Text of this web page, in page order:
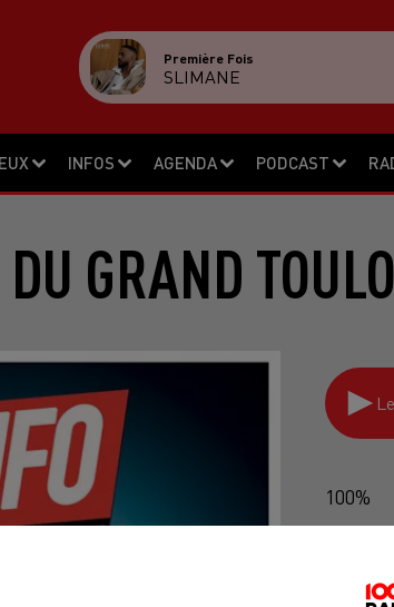
INFOS AGENDA PODCAST
Première Fois
SLIMANE
DU GRAND
100%